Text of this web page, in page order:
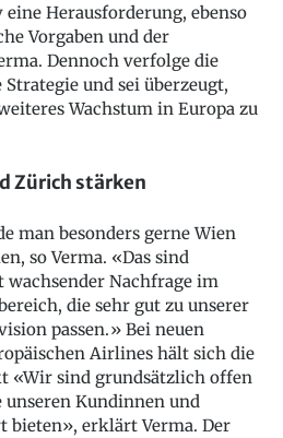
Herausforderung, ebenso
Vorgaben und der
Dennoch verfolge die
und sei überzeugt,
Wachstum in Europa zu
Zürich stärken
man besonders gerne Wien
so Verma. «Das sind
Nachfrage im
die sehr gut zu unserer
passen.» Bei neuen
Airlines hält sich die
«Wir sind grundsätzlich offen
Kundinnen und
bieten», erklärt Verma. Der